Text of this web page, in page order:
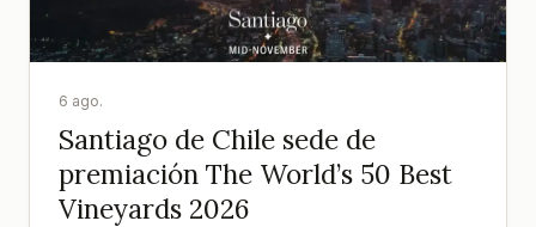
6 ago.
Santiago de Chile sede de
premiación The World’s 50 Best
Vineyards 2026